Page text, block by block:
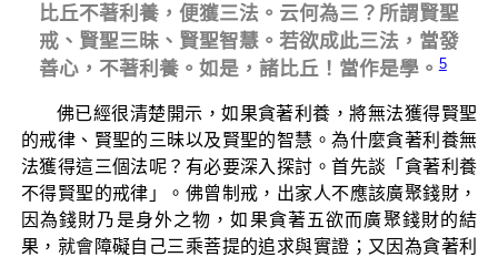
比丘不著利養，便獲三法。云何為三？所謂賢聖
戒、賢聖三昧、賢聖智慧。若欲成此三法，當發
善心，不著利養。如是，諸比丘！當作是學。5
佛已經很清楚開示，如果貪著利養，將無法獲得賢聖
的戒律、賢聖的三昧以及賢聖的智慧。為什麼貪著利養無
法獲得這三個法呢？有必要深入探討。首先談「貪著利養
不得賢聖的戒律」。佛曾制戒，出家人不應該廣聚錢財，
因為錢財乃是身外之物，如果貪著五欲而廣聚錢財的結
果，就會障礙自己三乘菩提的追求與實證；又因為貪著利